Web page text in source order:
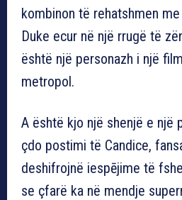
kombinon të rehatshmen
Duke ecur në një rrugë të
është një personazh i një
metropol.
A është kjo një shenjë e një
çdo postimi të Candice,
deshifrojnë iespējime të
se çfarë ka në mendje